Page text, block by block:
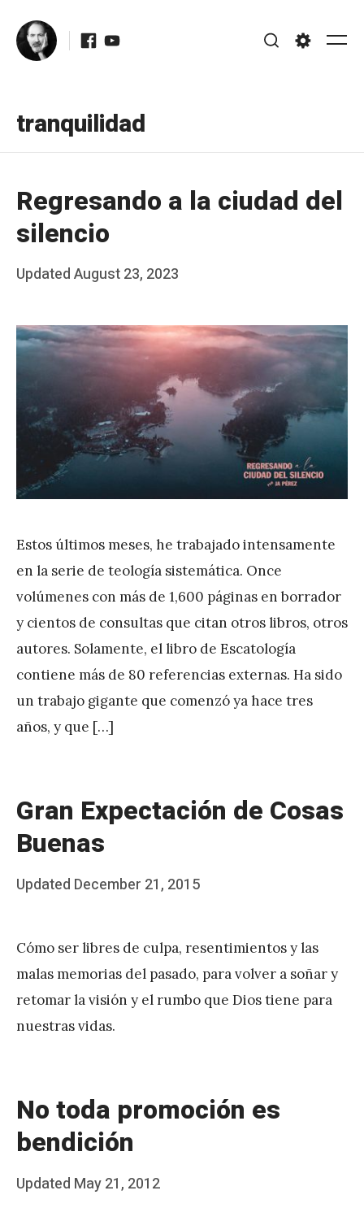
content
Facebook
Youtube
tranquilidad
Regresando a la ciudad del
silencio
Posted
UpdatedAugust 23, 2023
b
J
A
e
Estos últimos meses, he trabajado intensamente
en la serie de teología sistemática. Once
volúmenes con más de 1,600 páginas en borrador
y cientos de consultas que citan otros libros, otros
autores. Solamente, el libro de Escatología
contiene más de 80 referencias externas. Ha sido
un trabajo gigante que comenzó ya hace tres
años, y que […]
Gran Expectación de Cosas
Buenas
Posted
Updated December 21, 2015
b
J
A
P
é
z
Cómo ser libres de culpa, resentimientos y las
malas memorias del pasado, para volver a soñar y
retomar la visión y el rumbo que Dios tiene para
nuestras vidas.
No toda promoción es
bendición
Posted
Updated May 21, 2012
b